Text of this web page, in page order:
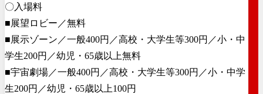
〇入場料
■展望ロビー／無料
■展示ゾーン／一般400円／高校・大学生等300円／小・中
学生200円／幼児・65歳以上無料
■宇宙劇場／一般400円／高校・大学生等300円／小・中学
生200円／幼児・65歳以上100円